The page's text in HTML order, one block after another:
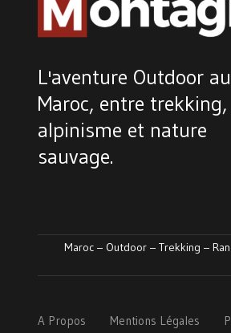
L'aventure Outdoor au
Maroc, entre trekking,
alpinisme et nature
sauvage.
Maroc – Outdoor – Trekking –
A Propos Mentions Légales